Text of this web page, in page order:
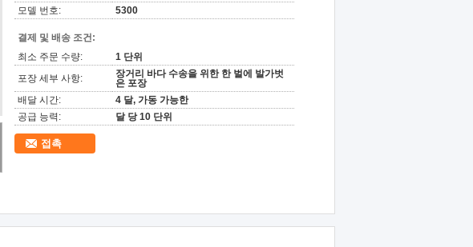
모델 번호:
5300
결제 및 배송 조건:
최소 주문 수량:
1 단위
포장 세부 사항:
장거리 바다 수송을 위한 한 벌에 발가벗
은 포장
배달 시간:
4 달, 가동 가능한
공급 능력:
달 당 10 단위
접촉